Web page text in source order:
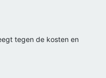
tegen de kosten en